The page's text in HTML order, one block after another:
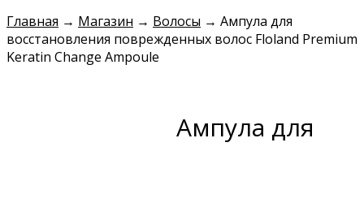
Главная → Магазин → Волосы → Ампула для
восстановления поврежденных волос Floland Premium
Keratin Change Ampoule
Ампула для